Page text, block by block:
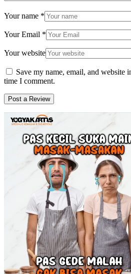
Your name *
Your Email *
Your website
Save my name, email, and website
time I comment.